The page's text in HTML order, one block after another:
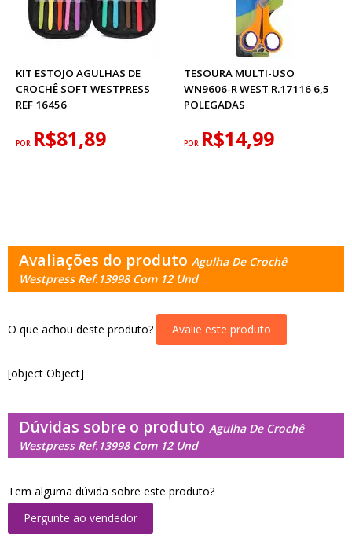
KIT ESTOJO AGULHAS DE
CROCHÊ SOFT WESTPRESS
REF 16456
POR R$81,89
TESOURA MULTI-USO
WN9606-R WEST R.17116 6,5
POLEGADAS
POR R$14,99
Avaliações do produto Agulha De Crochê
Westpress Ref.13998 Com 12 Und
O que achou deste produto? Avalie este produto
[object Object]
Dúvidas sobre o produto Agulha De Crochê
Westpress Ref.13998 Com 12 Und
Tem alguma dúvida sobre este produto?
Pergunte ao vendedor